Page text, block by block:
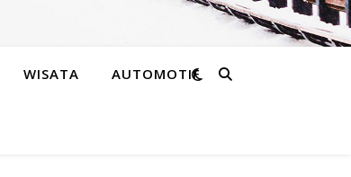
WISATA AUTOMOTIF